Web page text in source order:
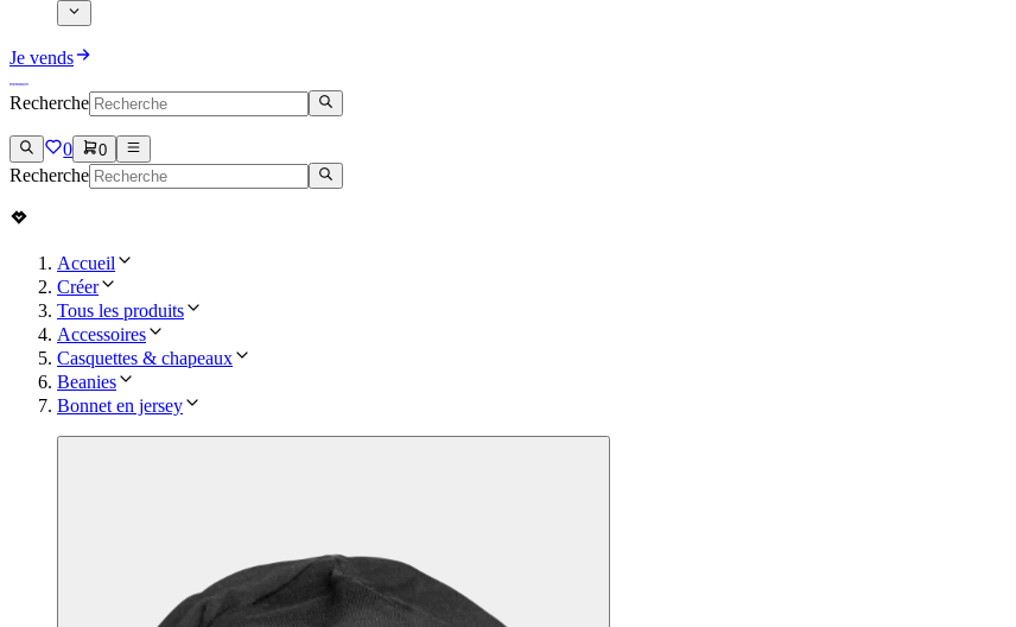
Je vends
Recherche
0 0
Recherche
Accueil
Créer
Tous les produits
Accessoires
Casquettes & chapeaux
Beanies
Bonnet en jersey